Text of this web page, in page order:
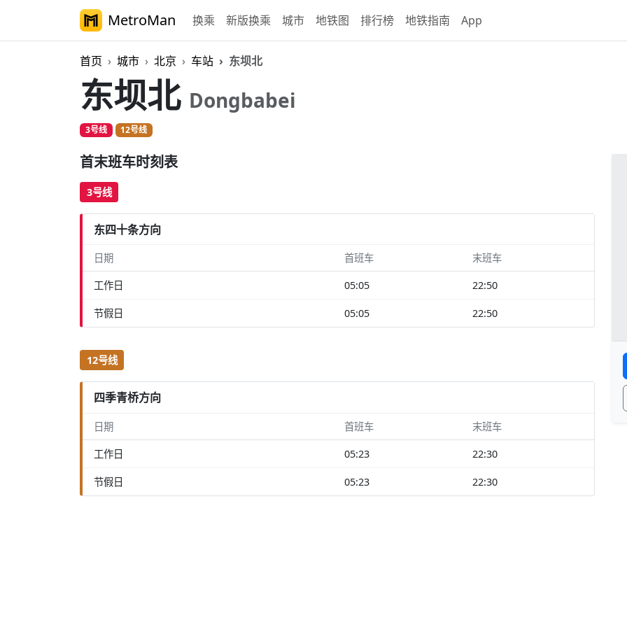
MetroMan 换乘 新版换乘 城市 地铁图 排行榜 地铁指南 App
首页 城市 北京 车站 东坝北
东坝北 Dongbabei
3号线 12号线
首末班车时刻表
3号线
东四十条方向
日期 首班车 末班车
工作日 05:05 22:50
节假日 05:05 22:50
12号线
四季青桥方向
日期 首班车 末班车
工作日 05:23 22:30
节假日 05:23 22:30